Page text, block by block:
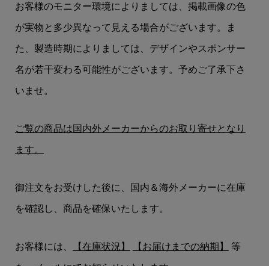
お客様のモニター環境によりましては、掲載画像の色
が実物と多少異なって見える場合がございます。ま
た、製造時期によりましては、デザインやスポンサー
名が若干変わる可能性がございます。予めご了承下さ
いませ。
ご覧の商品は国内外メーカーからのお取り寄せとなり
ます。
御注文をお受けした後に、国内＆海外メーカーに在庫
を確認し、商品を確保いたします。
お客様には、 【在庫状況】 【お届けまでの納期】 等